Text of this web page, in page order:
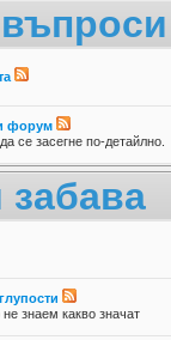
форум
се засегне по-детайлно.
знаем какво значат